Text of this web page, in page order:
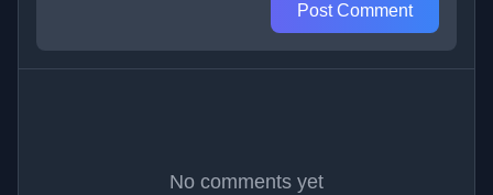
Post Comment
No comments yet